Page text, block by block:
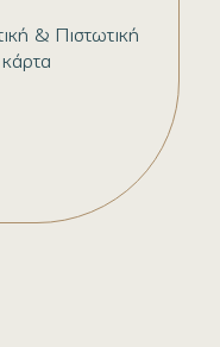
& Πιστωτική
κάρτα